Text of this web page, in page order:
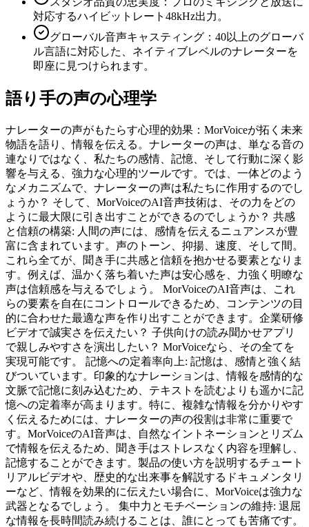
対応するハイビットレート48kHz出力。
グローバル音声キャスティング：40以上のグローバ
ル言語に対応した、ネイティブレベルのナレーターを
即座に見つけられます。
語り手の声の心理学
ナレーターの声がもたらす心理的効果：MorVoiceが拓く未来
物語を語り、情報を伝える。ナレーターの声は、単なる音の
連なりではなく、私たちの感情、記憶、そして行動に深く影
響を与える、強力な心理的ツールです。では、一体どのよう
なメカニズムで、ナレーターの声は私たちに作用するのでし
ょうか？ そして、MorVoiceのAI音声技術は、その力をどの
ように最大限に引き出すことができるのでしょうか？ 共感
と信頼の構築: 人間の声には、感情を伝えるニュアンスが豊
富に含まれています。声のトーン、抑揚、速度、そして間。
これら全てが、聞き手に共感と信頼を抱かせる要素となりま
す。例えば、温かく落ち着いた声は安心感を、力強く明瞭な
声は信頼感を与えるでしょう。 MorVoiceのAI音声は、これ
らの要素を自在にコントロールできるため、コンテンツの目
的に合わせた最適な声を作り出すことができます。企業研修
ビデオで誠実さを伝えたい？ 子供向けの読み聞かせアプリ
で親しみやすさを演出したい？ MorVoiceなら、その全てを
実現可能です。 記憶への定着率向上: 記憶は、感情と強く結
びついています。印象的なナレーションは、情報を感情的な
文脈で記憶に刻み込むため、テキストを読むよりも遥かに記
憶への定着率が高まります。特に、複雑な情報を分かりやす
く伝えるためには、ナレーターの声の役割は非常に重要で
す。MorVoiceのAI音声は、自然なイントネーションとリズム
で情報を伝えるため、聞き手はストレスなく内容を理解し、
記憶することができます。製品の使い方を説明するチュート
リアルビデオや、歴史的な出来事を解説するドキュメンタリ
ーなど、情報を効果的に伝えたい場合に、MorVoiceは強力な
武器となるでしょう。 集中力とモチベーションの維持: 退屈
な情報を長時間読み続けることは、誰にとっても苦痛です。